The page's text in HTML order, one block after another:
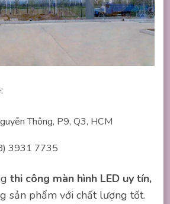
Thông, P9, Q3, HCM
3931 7735
thi công màn hình LED uy tín,
sản phẩm với chất lượng tốt.